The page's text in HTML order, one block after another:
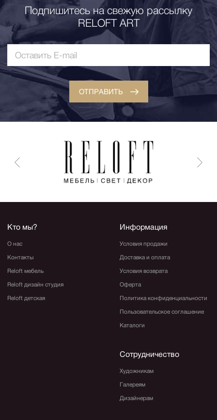
Подпишитесь на свежую рассылку
RELOFT ART
ОТПРАВИТЬ
Кто мы?
О нас
Контакты
Reloft мебель
Reloft дизайн студия
Reloft детская
Информация
Условия продажи
Доставка и оплата
Условия возврата
Оферта
Политика конфиденциальности
Пользовательское соглашение
Каталоги
Сотрудничество
Художникам
Галереям
Дизайнерам